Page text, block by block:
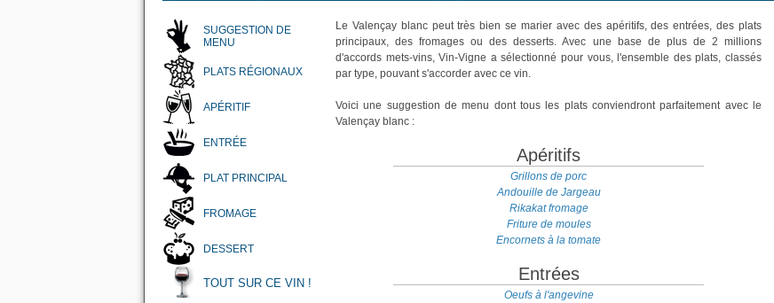
SUGGESTION DE
MENU
PLATS RÉGIONAUX
APÉRITIF
ENTRÉE
PLAT PRINCIPAL
FROMAGE
DESSERT
TOUT SUR CE VIN !
Le Valençay blanc peut très bien se marier avec des apéritifs, des entrées, des plats
principaux, des fromages ou des desserts. Avec une base de plus de 2 millions
d'accords mets-vins, Vin-Vigne a sélectionné pour vous, l'ensemble des plats, classés
par type, pouvant s'accorder avec ce vin.
Voici une suggestion de menu dont tous les plats conviendront parfaitement avec le
Valençay blanc :
Apéritifs
Grillons de porc
Andouille de Jargeau
Rikakat fromage
Friture de moules
Encornets à la tomate
Entrées
Oeufs à l'angevine